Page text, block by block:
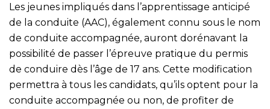
Les jeunes impliqués dans l’apprentissage anticipé
de la conduite (AAC), également connu sous le nom
de conduite accompagnée, auront dorénavant la
possibilité de passer l’épreuve pratique du permis
de conduire dès l’âge de 17 ans. Cette modification
permettra à tous les candidats, qu’ils optent pour la
conduite accompagnée ou non, de profiter de